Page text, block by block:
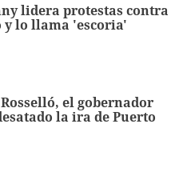
lidera protestas contra
y lo llama 'escoria'
el gobernador
la ira de Puerto